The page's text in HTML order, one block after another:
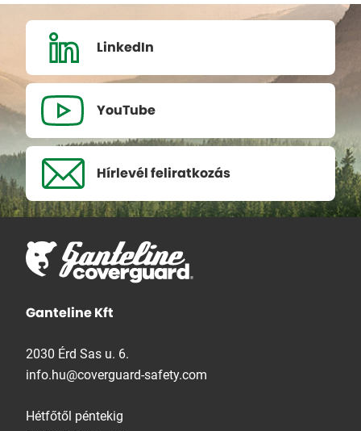
LinkedIn
YouTube
Hírlevél feliratkozás
Ganteline Kft
2030 Érd Sas u. 6.
info.hu@coverguard-safety.com
Hétfőtől péntekig